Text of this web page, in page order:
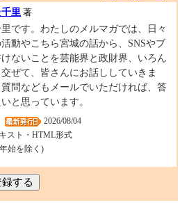
里 著
です。わたしのメルマガでは、日々
動やこちら宮城の話から、SNSやブ
ないことを芸能界と政財界、いろん
ぜて、皆さんにお話ししていきま
問などもメールでいただければ、答
と思っています。
2026/08/04
スト・HTML形式
始を除く)